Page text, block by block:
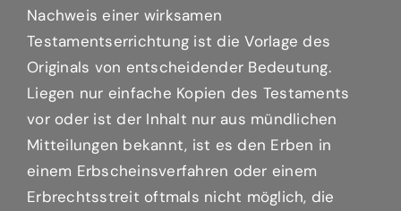
Nachweis einer wirksamen
Testamentserrichtung ist die Vorlage des
Originals von entscheidender Bedeutung.
Liegen nur einfache Kopien des Testaments
vor oder ist der Inhalt nur aus mündlichen
Mitteilungen bekannt, ist es den Erben in
einem Erbscheinsverfahren oder einem
Erbrechtsstreit oftmals nicht möglich, die